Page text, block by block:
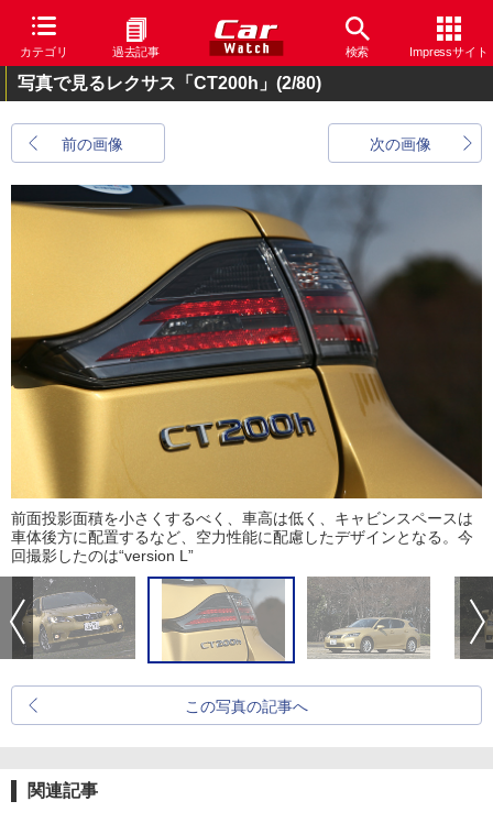
カテゴリ 過去記事 検索 Impressサイト
写真で見るレクサス「CT200h」 (2/80)
前の画像 次の画像
前面投影面積を小さくするべく、車高は低く、キャビンスペースは
車体後方に配置するなど、空力性能に配慮したデザインとなる。今
回撮影したのは“version L”
この写真の記事へ
関連記事